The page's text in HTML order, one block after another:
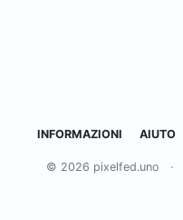
INFORMAZIONI AIUTO
© 2026 pixelfed.uno ·